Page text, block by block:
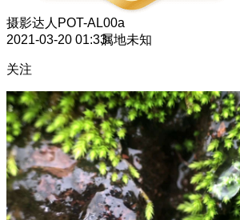
摄影达人 POT-AL00a
2021-03-20 01:33属地未知
关注